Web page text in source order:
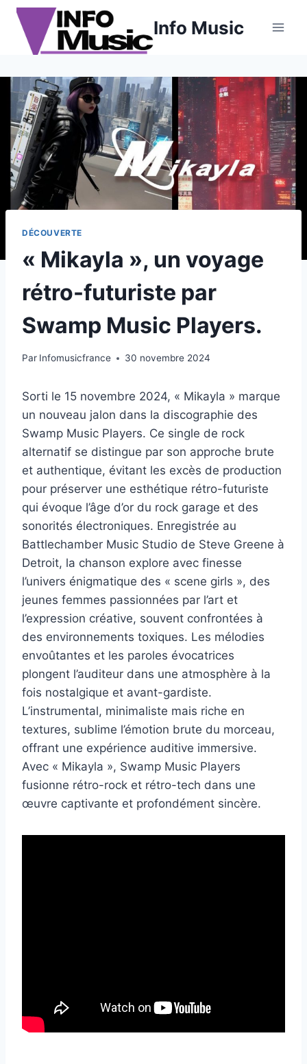
Aller
contenu
Info Music
DÉCOUVERTE
« Mikayla », un voyage
rétro-futuriste par
Swamp Music Players.
Par Infomusicfrance 30 novembre 2024
Sorti le 15 novembre 2024, « Mikayla » marque
un nouveau jalon dans la discographie des
Swamp Music Players. Ce single de rock
alternatif se distingue par son approche brute
et authentique, évitant les excès de production
pour préserver une esthétique rétro-futuriste
qui évoque l’âge d’or du rock garage et des
sonorités électroniques. Enregistrée au
Battlechamber Music Studio de Steve Greene à
Detroit, la chanson explore avec finesse
l’univers énigmatique des « scene girls », des
jeunes femmes passionnées par l’art et
l’expression créative, souvent confrontées à
des environnements toxiques. Les mélodies
envoûtantes et les paroles évocatrices
plongent l’auditeur dans une atmosphère à la
fois nostalgique et avant-gardiste.
L’instrumental, minimaliste mais riche en
textures, sublime l’émotion brute du morceau,
offrant une expérience auditive immersive.
Avec « Mikayla », Swamp Music Players
fusionne rétro-rock et rétro-tech dans une
œuvre captivante et profondément sincère.